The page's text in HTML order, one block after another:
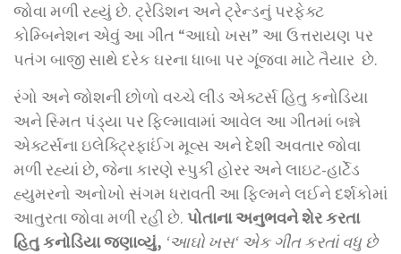
જોવા મળી રહ્યું છે. ટ્રેડિશન અને ટ્રેન્ડનું પરફેક્ટ
કોમ્બિનેશન એવું આ ગીત “આઘો ખસ” આ ઉત્તરાયણ પર
પતંગ બાજી સાથે દરેક ઘરના ધાબા પર ગૂંજવા માટે તૈયાર છે.
રંગો અને જોશની છોળો વચ્ચે લીડ એક્ટર્સ હિતુ કનોડિયા
અને સ્મિત પંડ્યા પર ફિલ્માવામાં આવેલ આ ગીતમાં બન્ને
એક્ટર્સના ઇલેક્ટ્રિફાઈંગ મૂવ્સ અને દેશી અવતાર જોવા
મળી રહ્યાં છે, જેના કારણે સ્પુકી હોરર અને લાઇટ-હાર્ટેડ
હ્યુમરનો અનોખો સંગમ ધરાવતી આ ફિલ્મને લઈને દર્શકોમાં
આતુરતા જોવા મળી રહી છે. પોતાના અનુભવને શેર કરતા
હિતુ કનોડિયા જણાવ્યું, ‘આઘો ખસ‘ એક ગીત કરતાં વધુ છે